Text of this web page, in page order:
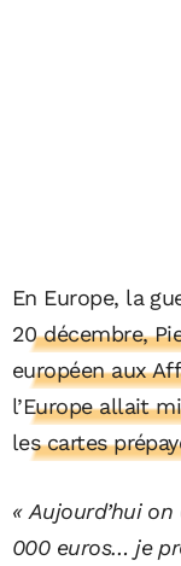
En Europe, la
20 décembre,
européen aux
l’Europe allait
les cartes
« Aujourd’hui
000 euros… je